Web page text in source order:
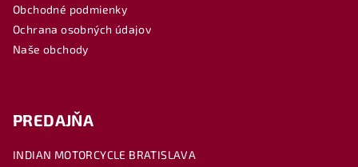
Obchodné podmienky
Ochrana osobných údajov
Naše obchody
PREDAJŇA
INDIAN MOTORCYCLE BRATISLAVA